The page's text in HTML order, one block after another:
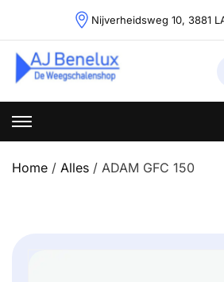
content
Nijverheidsweg 10, 3881
Weegschalenshop |
Weegoplossingen
Home / Alles / ADAM GFC 150